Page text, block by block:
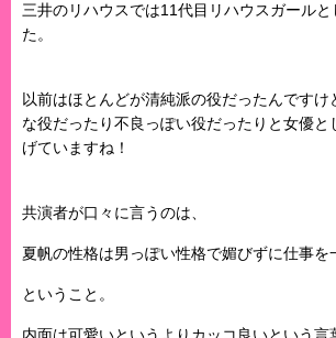
三井のリハウスでは11代目リハウスガールと
た。
以前はほとんどが清純派の役だったんですけ
な役だったり不良っぽい役だったりと女優と
げていますね！
共演者が口々に言うのは、
夏帆の性格は男っぽい性格で媚びずに仕事を
ということ。